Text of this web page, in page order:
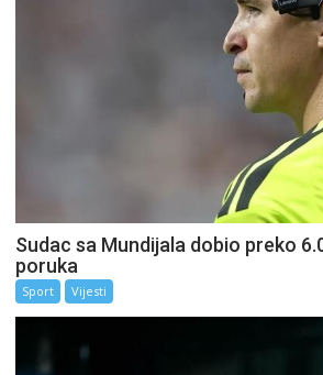
Sudac sa Mundijala dobio preko
poruka
Sport Vijesti